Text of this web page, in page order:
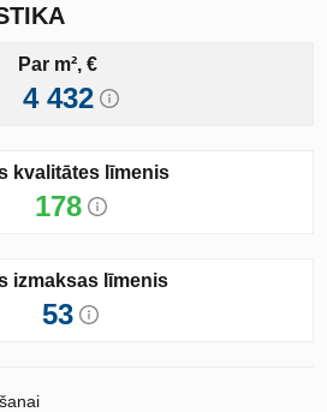
Par m², €
4 432
kvalitātes līmenis
178
izmaksas līmenis
53